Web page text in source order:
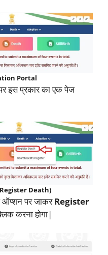
Portal
इस प्रकार का एक पेज
Death)
ऑप्शन पर जाकरRegister
करना होगा|